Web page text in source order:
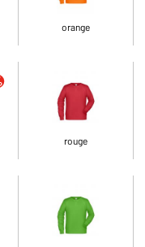
orange
rouge